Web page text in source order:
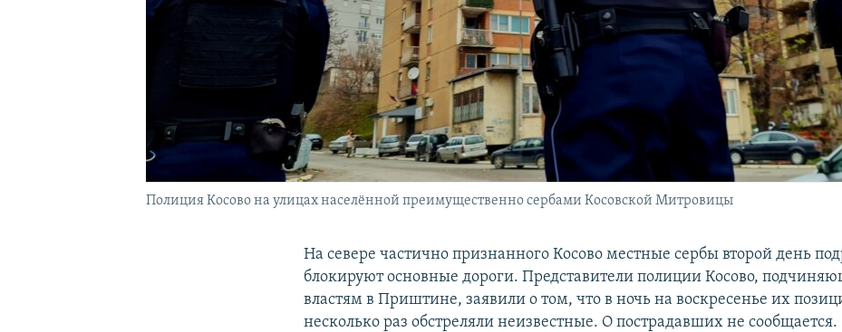
Полиция Косово на улицах населённой преимущественно сербами Косовской Митровицы
На севере частично признанного Косово местные сербы второй день
блокируют основные дороги. Представители полиции Косово,
властям в Приштине, заявили о том, что в ночь на воскресенье их
несколько раз обстреляли неизвестные. О пострадавших не сообщается.